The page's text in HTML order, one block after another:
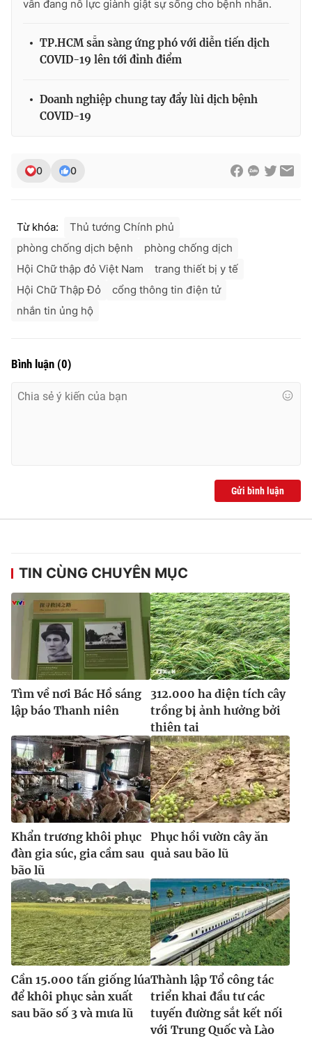
Ðiện thoại Thời báo VTV:024.66 897 897
Liên hệ quảng cáo:024-7300.7108
® Cấm sao chép dưới mọi hình thức nếu không có sự chấp
thuận bằng văn bản. Ghi rõ nguồn VTV.vn khi phát hành lại
thông tin từ website này.
vẫn đang nỗ lực giành giật sự sống cho bệnh nhân.
TP.HCM sẵn sàng ứng phó với diễn tiến dịch
COVID-19 lên tới đỉnh điểm
Doanh nghiệp chung tay đẩy lùi dịch bệnh
COVID-19
0 0
Từ khóa:
Thủ tướng Chính phủ
phòng chống dịch bệnh
phòng chống dịch
Hội Chữ thập đỏ Việt Nam
trang thiết bị y tế
Hội Chữ Thập Đỏ
cổng thông tin điện tử
nhắn tin ủng hộ
Bình luận (0)
Gửi bình luận
TIN CÙNG CHUYÊN MỤC
Tìm về nơi Bác Hồ sáng
lập báo Thanh niên
312.000 ha diện tích cây
trồng bị ảnh hưởng bởi
thiên tai
Khẩn trương khôi phục
đàn gia súc, gia cầm sau
bão lũ
Phục hồi vườn cây ăn
quả sau bão lũ
Cần 15.000 tấn giống lúa
để khôi phục sản xuất
sau bão số 3 và mưa lũ
Thành lập Tổ công tác
triển khai đầu tư các
tuyến đường sắt kết nối
với Trung Quốc và Lào